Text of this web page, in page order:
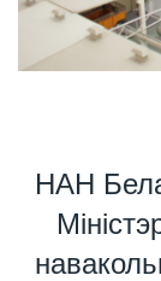
НАН